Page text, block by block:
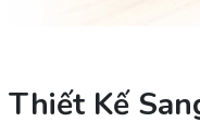
Thiết Kế